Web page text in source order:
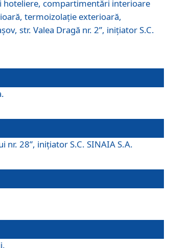
hoteliere, compartimentări interioare
termoizolaţie exterioară,
str. Valea Dragă nr. 2”, iniţiator S.C.
28”, iniţiator S.C. SINAIA S.A.